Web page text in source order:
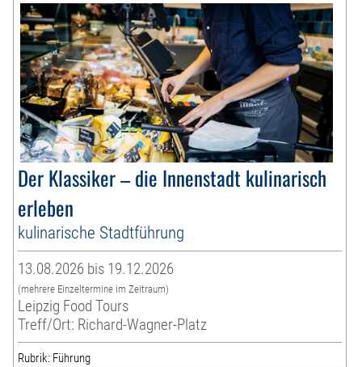
Der Klassiker – die Innenstadt kulinarisch
erleben
kulinarische Stadtführung
13.08.2026 bis 19.12.2026
(mehrere Einzeltermine im Zeitraum)
Leipzig Food Tours
Treff/Ort: Richard-Wagner-Platz
Rubrik: Führung